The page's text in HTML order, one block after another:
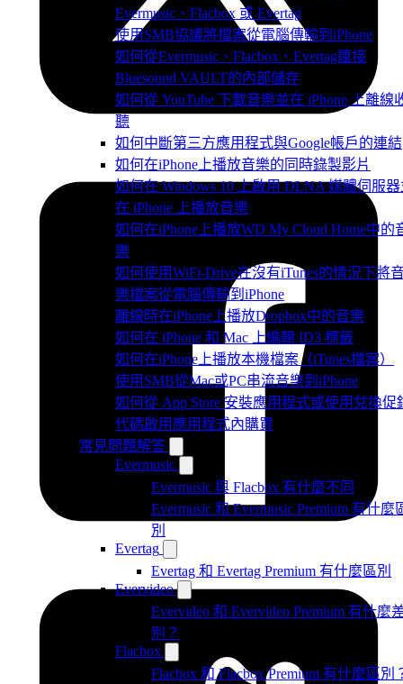
Evermusic、Flacbox 或 Evertag
使用SMB協議將檔案從電腦傳輸到iPhone
如何從Evermusic、Flacbox、Evertag連接
Bluesound VAULT的內部儲存
如何從 YouTube 下載音樂並在 iPhone 上離線
聽
如何中斷第三方應用程式與Google帳戶的連結
如何在iPhone上播放音樂的同時錄製影片
如何在 Windows 10 上啟用 DLNA 媒體伺服
在 iPhone 上播放音樂
如何在iPhone上播放WD My Cloud Home中的
樂
如何使用WiFi-Drive在沒有iTunes的情況下將
樂檔案從電腦傳輸到iPhone
離線時在iPhone上播放Dropbox中的音樂
如何在 iPhone 和 Mac 上編輯 ID3 標籤
如何在iPhone上播放本機檔案（iTunes檔案）
使用SMB從Mac或PC串流音樂到iPhone
如何從 App Store 安裝應用程式或使用兌換促
代碼啟用應用程式內購買
常見問題解答
Evermusic
Evermusic 與 Flacbox 有什麼不同
Evermusic 和 Evermusic Premium 有什麼
別
Evertag
Evertag 和 Evertag Premium 有什麼區別
Evervideo
Evervideo 和 Evervideo Premium 有什麼
別？
Flacbox
Flacbox 和 Flacbox Premium 有什麼區別